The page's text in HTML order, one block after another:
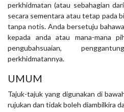
perkhidmatan (atau sebahagian
secara sementara atau tetap pada
tanpa notis. Anda bersetuju
kepada anda atau mana-mana
pengubahsuaian,
perkhidmatannya.
UMUM
Tajuk-tajuk yang digunakan di
rujukan dan tidak boleh diambilkira